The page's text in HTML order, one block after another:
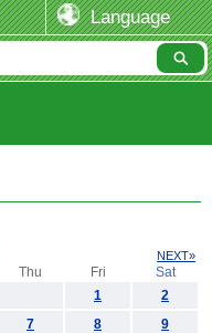
Language
NEXT»
Thu Fri
Sat
1
2
7 8
9